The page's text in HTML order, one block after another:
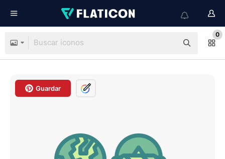
0
Guardar